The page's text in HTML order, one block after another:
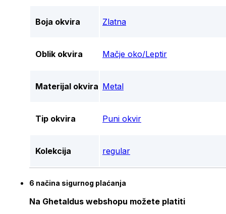
Boja okvira Zlatna
Oblik okvira Mačje oko/Leptir
Materijal okvira Metal
Tip okvira Puni okvir
Kolekcija regular
6 načina sigurnog plaćanja
Na Ghetaldus webshopu možete platiti